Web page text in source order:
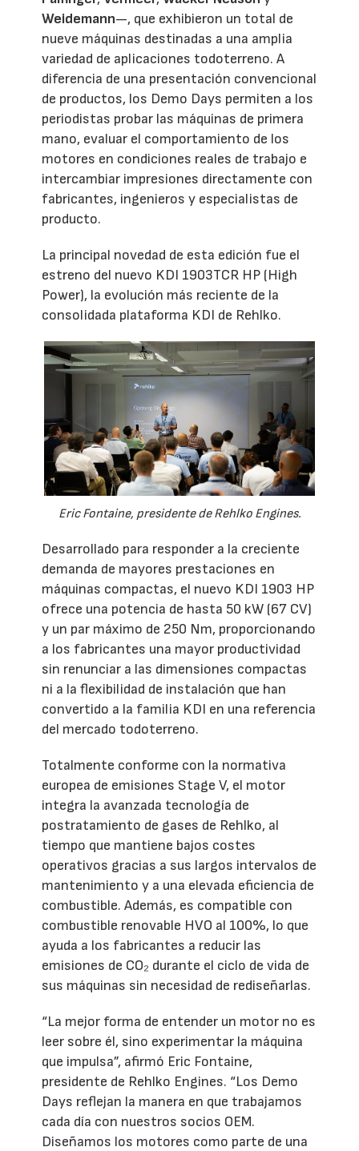
Weidemann—, que exhibieron un total de
nueve máquinas destinadas a una amplia
variedad de aplicaciones todoterreno. A
diferencia de una presentación convencional
de productos, los Demo Days permiten a los
periodistas probar las máquinas de primera
mano, evaluar el comportamiento de los
motores en condiciones reales de trabajo e
intercambiar impresiones directamente con
fabricantes, ingenieros y especialistas de
producto.
La principal novedad de esta edición fue el
estreno del nuevo KDI 1903TCR HP (High
Power), la evolución más reciente de la
consolidada plataforma KDI de Rehlko.
Eric Fontaine, presidente de Rehlko Engines.
Desarrollado para responder a la creciente
demanda de mayores prestaciones en
máquinas compactas, el nuevo KDI 1903 HP
ofrece una potencia de hasta 50 kW (67 CV)
y un par máximo de 250 Nm, proporcionando
a los fabricantes una mayor productividad
sin renunciar a las dimensiones compactas
ni a la flexibilidad de instalación que han
convertido a la familia KDI en una referencia
del mercado todoterreno.
Totalmente conforme con la normativa
europea de emisiones Stage V, el motor
integra la avanzada tecnología de
postratamiento de gases de Rehlko, al
tiempo que mantiene bajos costes
operativos gracias a sus largos intervalos de
mantenimiento y a una elevada eficiencia de
combustible. Además, es compatible con
combustible renovable HVO al 100%, lo que
ayuda a los fabricantes a reducir las
emisiones de CO₂ durante el ciclo de vida de
sus máquinas sin necesidad de rediseñarlas.
“La mejor forma de entender un motor no es
leer sobre él, sino experimentar la máquina
que impulsa”, afirmó Eric Fontaine,
presidente de Rehlko Engines. “Los Demo
Days reflejan la manera en que trabajamos
cada día con nuestros socios OEM.
Diseñamos los motores como parte de una